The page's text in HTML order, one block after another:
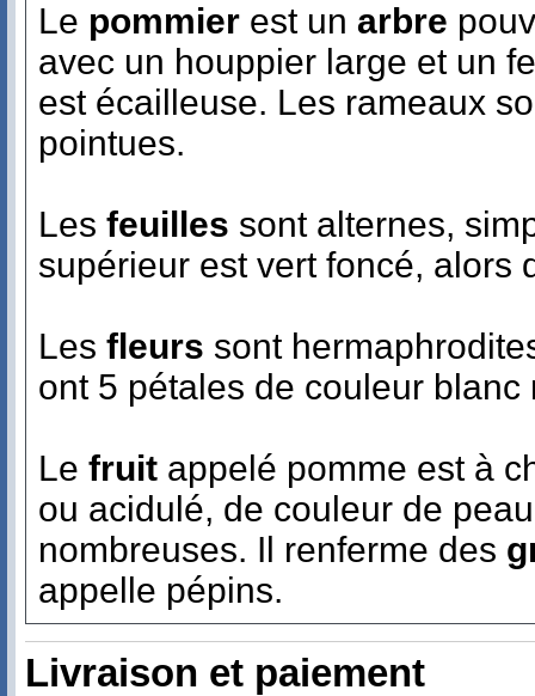
Le pommier est un arbre
avec un houppier large et un
est écailleuse. Les rameaux
pointues.
Les feuilles sont alternes,
supérieur est vert foncé, alors
Les fleurs sont
ont 5 pétales de couleur
Le fruit appelé pomme est à
ou acidulé, de couleur de
nombreuses. Il renferme des
appelle pépins.
Livraison et paiement